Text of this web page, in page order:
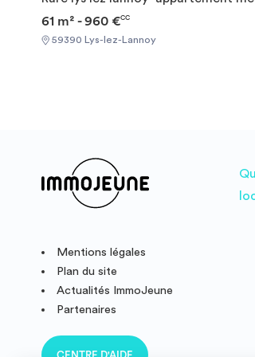
61 m² - 960 €CC
59390 Lys-lez-Lannoy
Mentions légales
Plan du site
Actualités ImmoJeune
Partenaires
CENTRE D'AIDE